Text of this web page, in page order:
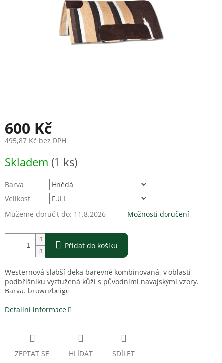
600 Kč
495,87 Kč bez DPH
cena:
Skladem (1 ks)
Barva
Velikost
Můžeme doručit do: 11.8.2026 Možnosti doručení
Přidat do košíku
Westernová slabší deka barevně kombinovaná, v oblasti
podbřišníku vyztužená kůží s původními navajskými vzory.
Barva: brown/beige
Detailní informace
ZEPTAT SE HLÍDAT SDÍLET